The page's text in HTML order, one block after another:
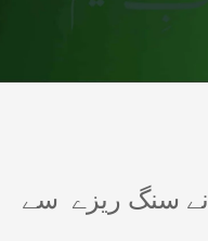
نے سنگ ریزے سے